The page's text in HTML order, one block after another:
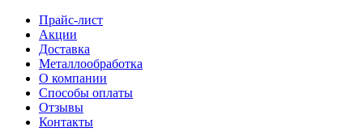
Прайс-лист
Акции
Доставка
Металлообработка
О компании
Способы оплаты
Отзывы
Контакты